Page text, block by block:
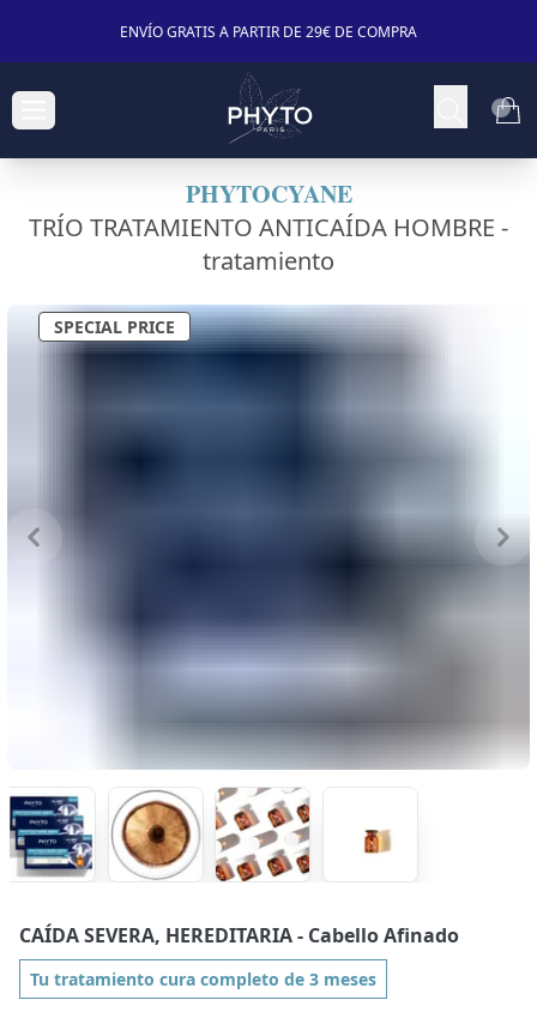
ENVÍO GRATIS A PARTIR DE 29€ DE COMPRA
PHYTOCYANE
TRÍO TRATAMIENTO ANTICAÍDA HOMBRE -
tratamiento
SPECIAL PRICE
CAÍDA SEVERA, HEREDITARIA- Cabello Afinado
Tu tratamiento cura completo de 3 meses